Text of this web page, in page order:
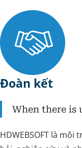
Đoàn kết
When there is
HDWEBSOFT là